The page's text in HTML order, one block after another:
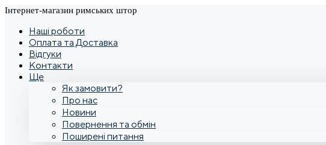
Інтернет-магазин римських штор
Наші роботи
Оплата та Доставка
Відгуки
Контакти
Ще
Як замовити?
Про нас
Новини
Повернення та обмін
Поширені питання